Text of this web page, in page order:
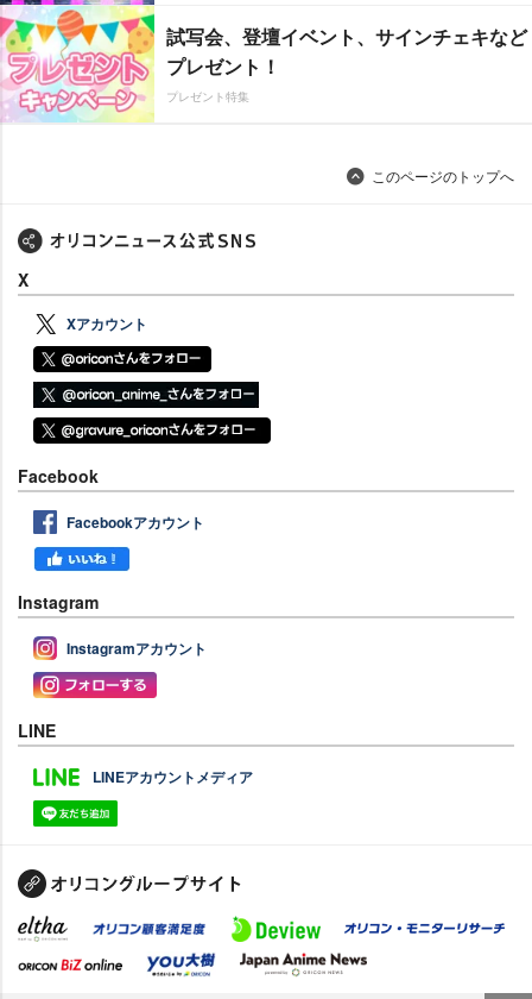
試写会、登壇イベント、サインチェキなど
プレゼント！
プレゼント特集
このページのトップへ
X
Xアカウント
Facebook
Facebookアカウント
Instagram
Instagramアカウント
LINE
LINEアカウントメディア